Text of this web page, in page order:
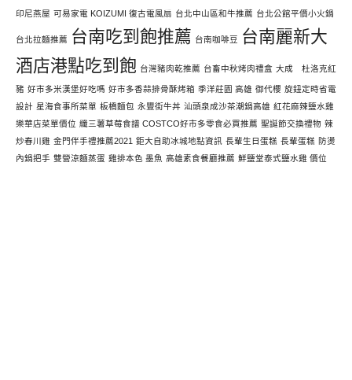
印尼燕屋 可易家電 KOIZUMI 復古電風扇 台北中山區和牛推薦 台北公館平價小火鍋
台北拉麵推薦 台南吃到飽推薦 台南咖啡豆
台南麗新大
酒店港點吃到飽 台灣豬肉乾推薦 台畜中秋烤肉禮盒 大成 杜洛克紅
豬 好市多米漢堡好吃嗎 好市多香蒜排骨酥烤箱 季洋莊園 高雄 御代櫻 旋鈕定時省電
設計 星海食事所菜單 板橋麵包 永豐街牛丼 汕頭泉成沙茶潮鍋高雄 紅花麻辣鹽水雞
樂華店菜單價位 纖三薯草莓食譜 COSTCO好市多零食必買推薦 聖誕節交換禮物 辣
炒春川雞 金門伴手禮推薦2021 鉅大自助冰城地點資訊 長輩生日蛋糕 長輩蛋糕 防燙
內鍋把手 雙營涼麵蒸蛋 雞排本色 墨魚 高雄素食餐廳推薦 鮮鹽堂泰式鹽水雞 價位